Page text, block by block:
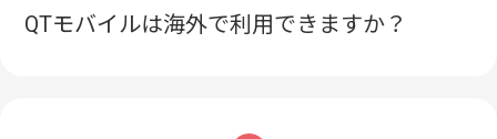
QTモバイルは海外で利用できますか？